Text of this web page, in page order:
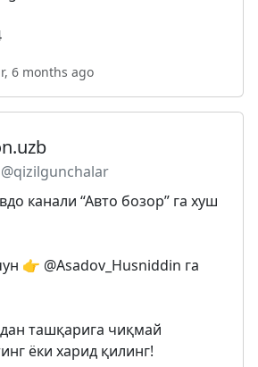
6 months ago
@qizilgunchalar
канали “Авто бозор” га хуш
👉 @Asadov_Husniddin га
ташқарига чиқмай
ёки харид қилинг!